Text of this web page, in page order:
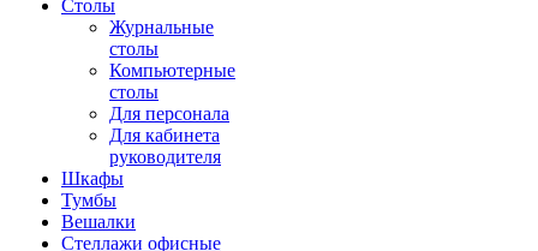
Столы
Журнальные
столы
Компьютерные
столы
Для персонала
Для кабинета
руководителя
Шкафы
Тумбы
Вешалки
Стеллажи офисные